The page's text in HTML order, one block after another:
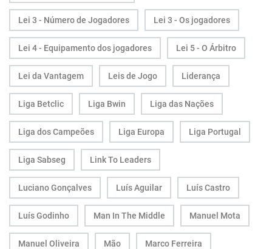
Lei 3 - Número de Jogadores Lei 3 - Os jogadores
Lei 4 - Equipamento dos jogadores Lei 5 - O Árbitro
Lei da Vantagem Leis de Jogo Liderança
Liga Betclic Liga Bwin Liga das Nações
Liga dos Campeões Liga Europa Liga Portugal
Liga Sabseg Link To Leaders
Luciano Gonçalves Luís Aguilar Luís Castro
Luís Godinho Man In The Middle Manuel Mota
Manuel Oliveira Mão Marco Ferreira